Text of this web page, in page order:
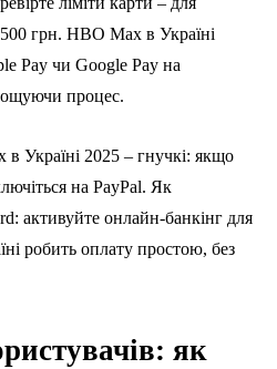
грн. HBO Max в Україні
Pay чи Google Pay на
процес.
Україні 2025 – гнучкі: якщо
на PayPal. Як
активуйте онлайн-банкінг для
робить оплату простою, без
як